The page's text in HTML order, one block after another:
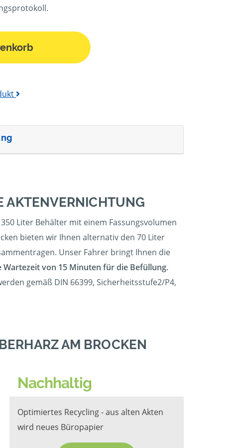
AKTENVERNICHTUNG
Liter Behälter mit einem Fassungsvolumen
bieten wir Ihnen alternativ den 70 Liter
Unser Fahrer bringt Ihnen die
Wartezeit von 15 Minuten für die Befüllung.
gemäß DIN 66399, Sicherheitsstufe2/P4,
AM BROCKEN
Nachhaltig
Optimiertes Recycling - aus alten Akten
wird neues Büropapier